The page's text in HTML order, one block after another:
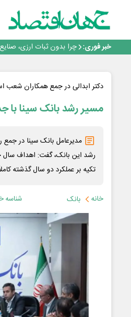
خبر فوری:
۲ درصد از مشترکان ۱۰ درصد برق خانگی را مصرف می‌کنند!
روزنامه ۱۷ مرداد
چرا بدون ثبات ارزی،
رانندگان انگلیسی به
۲ درصد از مشترکان ۱۰ درصد برق خانگی را مصرف می‌کنند!
افزایش قیمت بلیت
دکتر ابدالی در جمع همکاران شعب
مسیر رشد بانک سینا با
مدیرعامل بانک سینا در جمع
رشد این بانک، گفت: اهداف سال
تکیه بر عملکرد دو سال گذشته
خانه بانک شناسه خبر: